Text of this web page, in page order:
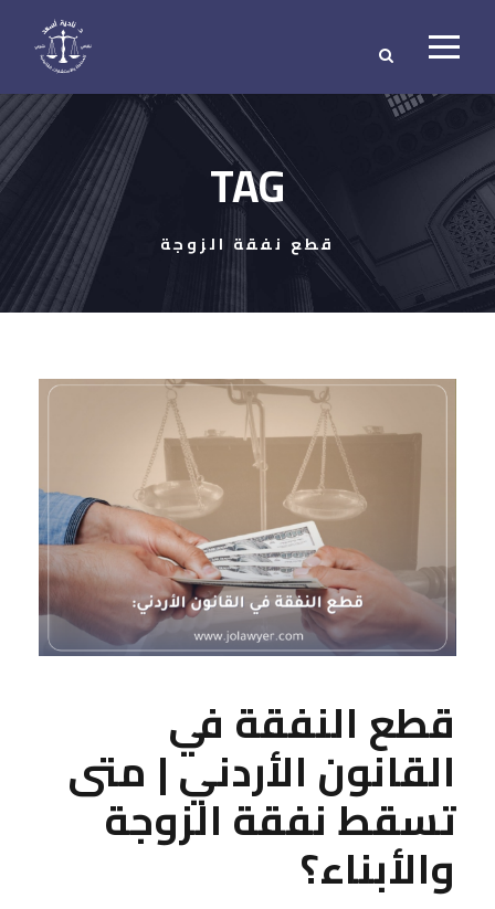
TAG
قطع نفقة الزوجة
قطع النفقة في
القانون الأردني | متى
تسقط نفقة الزوجة
والأبناء؟